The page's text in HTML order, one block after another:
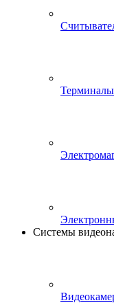
Терминалы
Системы